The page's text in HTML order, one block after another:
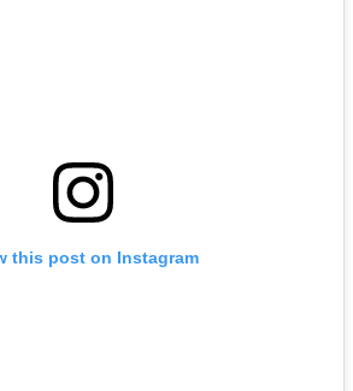
this post on Instagram